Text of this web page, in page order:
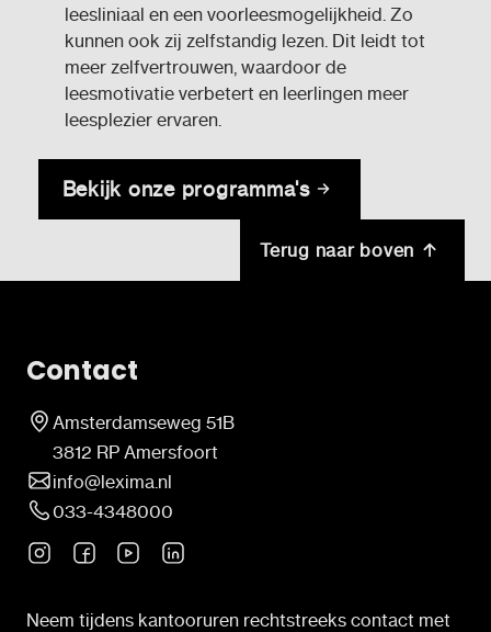
leesliniaal en een voorleesmogelijkheid. Zo
kunnen ook zij zelfstandig lezen. Dit leidt tot
meer zelfvertrouwen, waardoor de
leesmotivatie verbetert en leerlingen meer
leesplezier ervaren.
Bekijk onze programma's
Terug naar boven
Contact
Amsterdamseweg 51B
3812 RP Amersfoort
info@lexima.nl
033-4348000
Neem tijdens kantooruren rechtstreeks contact met